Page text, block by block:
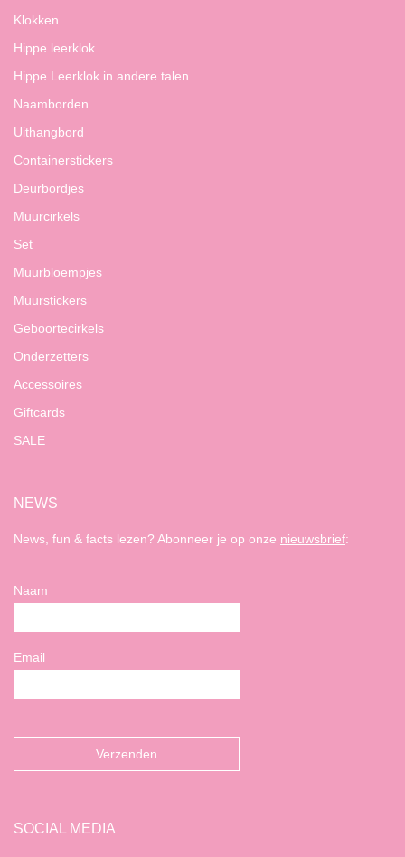
Klokken
Hippe leerklok
Hippe Leerklok in andere talen
Naamborden
Uithangbord
Containerstickers
Deurbordjes
Muurcirkels
Set
Muurbloempjes
Muurstickers
Geboortecirkels
Onderzetters
Accessoires
Giftcards
SALE
NEWS
News, fun & facts lezen? Abonneer je op onze nieuwsbrief:
Naam
Email
SOCIAL MEDIA